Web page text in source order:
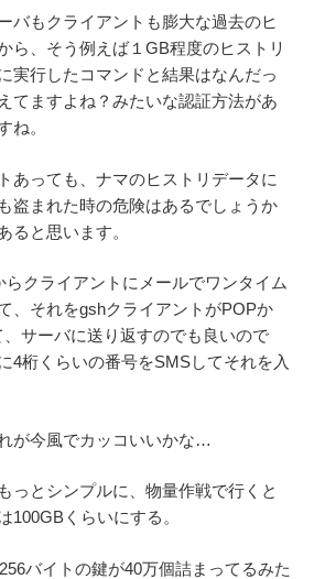
バもクライアントも膨大な過去のヒ
ら、そう例えば１GB程度のヒストリ
実行したコマンドと結果はなんだっ
てますよね？みたいな認証方法があ
ね。
あっても、ナマのヒストリデータに
盗まれた時の危険はあるでしょうか
ると思います。
クライアントにメールでワンタイム
、それをgshクライアントがPOPか
サーバに送り返すのでも良いので
4桁くらいの番号をSMSしてそれを入
が今風でカッコいいかな…
っとシンプルに、物量作戦で行くと
100GBくらいにする。
バイトの鍵が40万個詰まってるみた